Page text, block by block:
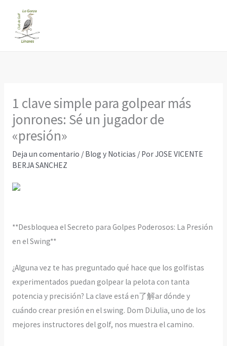
contenido
1 clave simple para golpear más
jonrones: Sé un jugador de
«presión»
Deja un comentario / Blog y Noticias / PorJOSE VICENTE
BERJA SANCHEZ
**Desbloquea el Secreto para Golpes Poderosos: La Presión
en el Swing**
¿Alguna vez te has preguntado qué hace que los golfistas
experimentados puedan golpear la pelota con tanta
potencia y precisión? La clave está en了解ar dónde y
cuándo crear presión en el swing. Dom DiJulia, uno de los
mejores instructores del golf, nos muestra el camino.